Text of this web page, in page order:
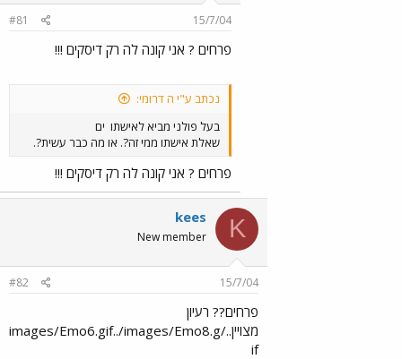
15/7/04
#81
פרחים ? אני קונה לה רק דיסקים !!!
נכתב ע"י ה דרומי:
בעל פולני מביא לאישתו ים
שאלת אישתו ממי זה?. או מה כבר עשית?.
פרחים ? אני קונה לה רק דיסקים !!!
K
kees
New member
15/7/04
#82
פרחים?? רעיון
מצויין../images/Emo6.gif../images/Emo8.g
if